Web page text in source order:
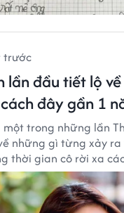
trước
lần đầu tiết lộ
đây gần 1
trong những lần
những gì từng xảy
thời gian cô rời xa